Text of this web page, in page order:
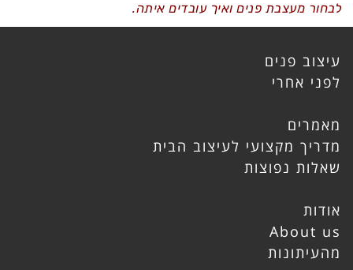
לבחור מעצבת פנים ואיך עובדים איתה.
עיצוב פנים
לפני אחרי
מאמרים
מדריך מקצועי לעיצוב הבית
שאלות נפוצות
אודות
About us
מהעיתונות